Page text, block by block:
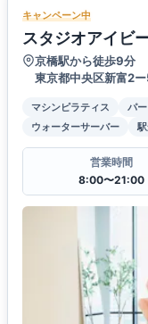
キャンペーン中
スタジオアイビ
京橋駅から徒歩9分
東京都中央区新富2
マシンピラティス パ
ウォーターサーバー
営業時間
8:00〜21:00